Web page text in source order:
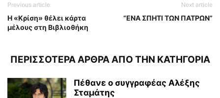
Previous article
Η «Κρίση» θέλει κάρτα
μέλους στη Βιβλιοθήκη
Next article
“ΕΝΑ ΣΠΗΤΙ ΤΩΝ ΠΑΤΡΩΝ”
ΠΕΡΙΣΣΟΤΕΡΑ ΑΡΘΡΑ ΑΠΟ ΤΗΝ ΚΑΤΗΓΟΡΙΑ
Πέθανε ο συγγραφέας Αλέξης
Σταμάτης